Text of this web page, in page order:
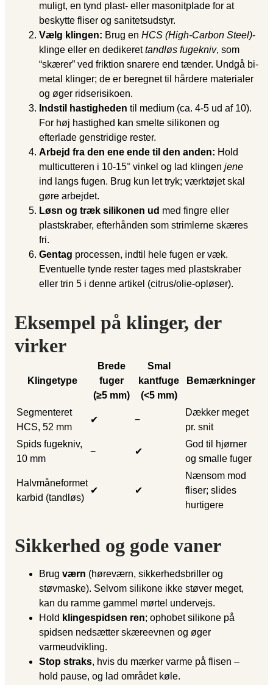
muligt, en tynd plast- eller masonitplade for at
beskytte fliser og sanitetsudstyr.
Vælg klingen: Brug en HCS (High-Carbon Steel)-
klinge eller en dedikerettandløs fugekniv, som
“skærer” ved friktion snarere end tænder. Undgå bi-
metal klinger; de er beregnet til hårdere materialer
og øger ridserisikoen.
Indstil hastigheden til medium (ca. 4-5 ud af 10).
For høj hastighed kan smelte silikonen og
efterlade genstridige rester.
Arbejd fra den ene ende til den anden: Hold
multicutteren i 10-15° vinkel og lad klingen jene
ind langs fugen. Brug kun let tryk; værktøjet skal
gøre arbejdet.
Løsn og træk silikonen ud med fingre eller
plastskraber, efterhånden som strimlerne skæres
fri.
Gentag processen, indtil hele fugen er væk.
Eventuelle tynde rester tages med plastskraber
eller trin 5 i denne artikel (citrus/olie-opløser).
Eksempel på klinger, der
virker
Klingetype
Brede
fuger
(≥5 mm)
Smal
kantfuge
(<5 mm)
Bemærkninger
Segmenteret
HCS, 52 mm
✔ −
Dækker meget
pr. snit
Spids fugekniv,
10 mm
− ✔
God til hjørner
og smalle fuger
Halvmåneformet
karbid (tandløs)
✔ ✔
Nænsom mod
fliser; slides
hurtigere
Sikkerhed og gode vaner
Brug værn (høreværn, sikkerhedsbriller og
støvmaske). Selvom silikone ikke støver meget,
kan du ramme gammel mørtel undervejs.
Hold klingespidsen ren; ophobet silikone på
spidsen nedsætter skæreevnen og øger
varmeudvikling.
Stop straks, hvis du mærker varme på flisen –
hold pause, og lad området køle.